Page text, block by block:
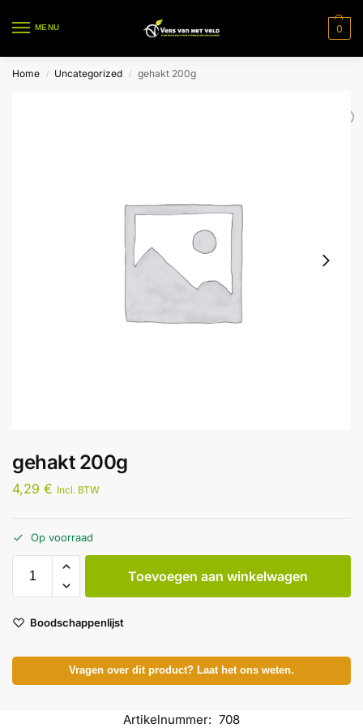
MENU 0
Home / Uncategorized / gehakt 200g
gehakt 200g
4,29 € Incl. BTW
Op voorraad
Toevoegen aan winkelwagen
Boodschappenlijst
Vragen over dit product? Laat het ons weten.
Artikelnummer: 708